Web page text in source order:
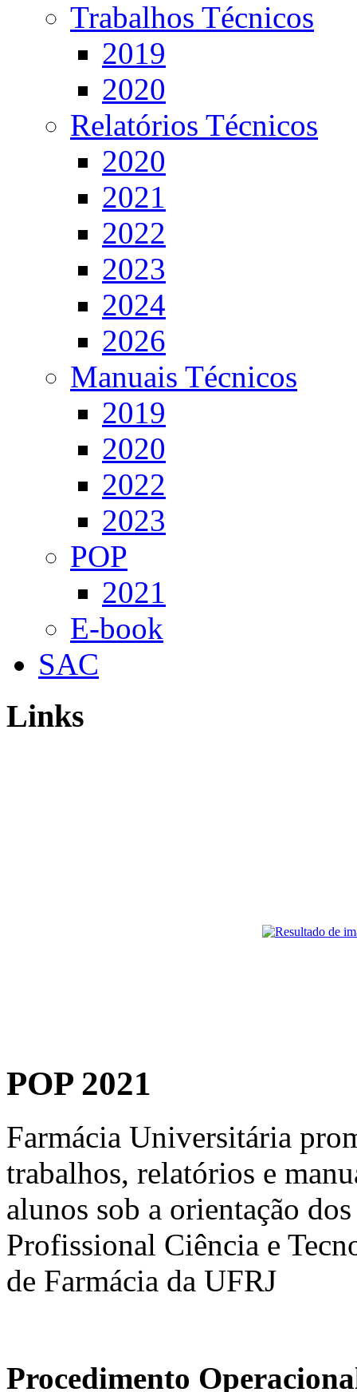
Trabalhos Técnicos
2019
2020
Relatórios Técnicos
2020
2021
2022
2023
2024
2026
Manuais Técnicos
2019
2020
2022
2023
POP
2021
E-book
SAC
Links
POP 2021
Farmácia Universitária
trabalhos, relatórios e
alunos sob a orientação
Profissional Ciência e
de Farmácia da UFRJ
Procedimento